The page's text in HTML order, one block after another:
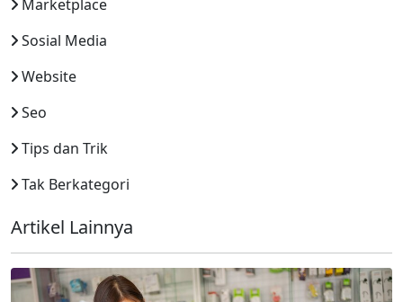
Marketplace
Sosial Media
Website
Seo
Tips dan Trik
Tak Berkategori
Artikel Lainnya